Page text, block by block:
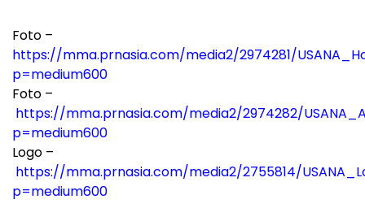
Foto –
https://mma.prnasia.com/media2/2974281/
p=medium600
Foto –
https://mma.prnasia.com/media2/2974282/
p=medium600
Logo –
https://mma.prnasia.com/media2/2755814/
p=medium600